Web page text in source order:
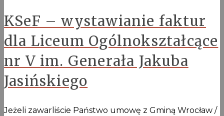
KSeF – wystawianie faktur
dla Liceum Ogólnokształcące
nr V im. Generała Jakuba
Jasińskiego
Jeżeli zawarliście Państwo umowę z Gminą Wrocław /